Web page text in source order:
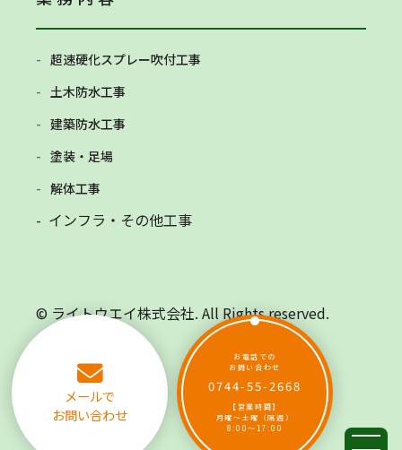
メールで
お問い合わせ
お電話での
お問い合わせ
0744-55-2668
【営業時間】
月曜～土曜（隔週）
8:00～17:00
超速硬化スプレー吹付工事
土木防水工事
建築防水工事
塗装・足場
解体工事
- インフラ・その他工事
© ライトウエイ株式会社. All Rights reserved.